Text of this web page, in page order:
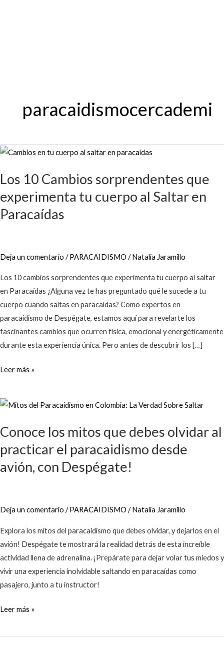
paracaidismocercademi
Los 10 Cambios sorprendentes que
experimenta tu cuerpo al Saltar en
Paracaídas
Deja un comentario /PARACAIDISMO /Natalia Jaramillo
Los 10 cambios sorprendentes que experimenta tu cuerpo al saltar
en Paracaídas ¿Alguna vez te has preguntado qué le sucede a tu
cuerpo cuando saltas en paracaídas? Como expertos en
paracaidismo de Despégate, estamos aquí para revelarte los
fascinantes cambios que ocurren física, emocional y energéticamente
durante esta experiencia única. Pero antes de descubrir los […]
Los
Cambios
sorprendentes
experimenta
al
Leer más »
Conoce los mitos que debes olvidar al
practicar el paracaidismo desde
avión, con Despégate!
Deja un comentario /PARACAIDISMO /Natalia Jaramillo
Explora los mitos del paracaidismo que debes olvidar, y dejarlos en el
avión! Despégate te mostrará la realidad detrás de esta increíble
actividad llena de adrenalina. ¡Prepárate para dejar volar tus miedos y
vivir una experiencia inolvidable saltando en paracaídas como
pasajero, junto a tu instructor!
Conoce
mitos
debes
olvidar
el
Leer más »